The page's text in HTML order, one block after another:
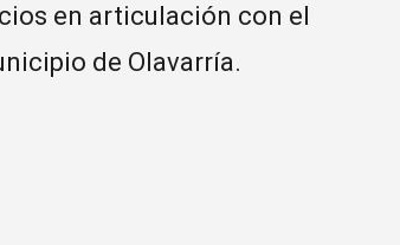
en articulación con el
de Olavarría.